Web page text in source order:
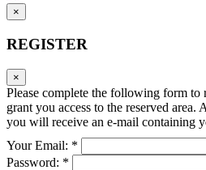
×
REGISTER
×
Please complete the following form to
grant you access to the reserved area.
you will receive an e-mail containing
Your Email: *
Password: *